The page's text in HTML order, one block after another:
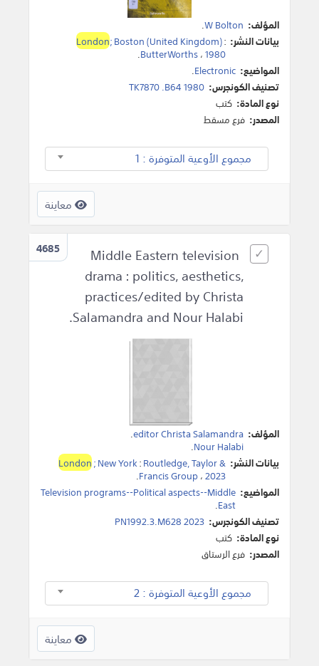
المؤلف: W Bolton
.
بيانات النشر:
London; Boston (United Kingdom):
ButterWorths،1980
.
المواضيع: Electronic
.
تصنيف الكونجرس: TK7870 .B64 1980
نوع المادة: كتب
المصدر: فرع مسقط
مجموع الأوعية المتوفرة : 1
معاينة
4685
Middle Eastern television
drama : politics, aesthetics,
practices/edited by Christa
Salamandra and Nour Halabi.
المؤلف: editor Christa Salamandra
.
Nour Halabi
.
بيانات النشر:
London; New York:Routledge, Taylor &
Francis Group،2023
.
المواضيع: Television programs--Political aspects--Middle
East
.
تصنيف الكونجرس: PN1992.3.M628 2023
نوع المادة: كتب
المصدر: فرع الرستاق
مجموع الأوعية المتوفرة : 2
معاينة